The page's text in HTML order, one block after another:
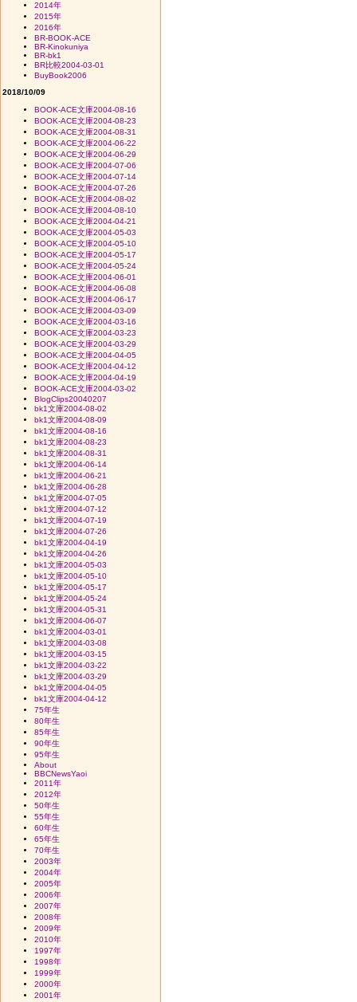
2014年
2015年
2016年
BR-BOOK-ACE
BR-Kinokuniya
BR-bk1
BR比較2004-03-01
BuyBook2006
2018/10/09
BOOK-ACE文庫2004-08-16
BOOK-ACE文庫2004-08-23
BOOK-ACE文庫2004-08-31
BOOK-ACE文庫2004-06-22
BOOK-ACE文庫2004-06-29
BOOK-ACE文庫2004-07-06
BOOK-ACE文庫2004-07-14
BOOK-ACE文庫2004-07-26
BOOK-ACE文庫2004-08-02
BOOK-ACE文庫2004-08-10
BOOK-ACE文庫2004-04-21
BOOK-ACE文庫2004-05-03
BOOK-ACE文庫2004-05-10
BOOK-ACE文庫2004-05-17
BOOK-ACE文庫2004-05-24
BOOK-ACE文庫2004-06-01
BOOK-ACE文庫2004-06-08
BOOK-ACE文庫2004-06-17
BOOK-ACE文庫2004-03-09
BOOK-ACE文庫2004-03-16
BOOK-ACE文庫2004-03-23
BOOK-ACE文庫2004-03-29
BOOK-ACE文庫2004-04-05
BOOK-ACE文庫2004-04-12
BOOK-ACE文庫2004-04-19
BOOK-ACE文庫2004-03-02
BlogClips20040207
bk1文庫2004-08-02
bk1文庫2004-08-09
bk1文庫2004-08-16
bk1文庫2004-08-23
bk1文庫2004-08-31
bk1文庫2004-06-14
bk1文庫2004-06-21
bk1文庫2004-06-28
bk1文庫2004-07-05
bk1文庫2004-07-12
bk1文庫2004-07-19
bk1文庫2004-07-26
bk1文庫2004-04-19
bk1文庫2004-04-26
bk1文庫2004-05-03
bk1文庫2004-05-10
bk1文庫2004-05-17
bk1文庫2004-05-24
bk1文庫2004-05-31
bk1文庫2004-06-07
bk1文庫2004-03-01
bk1文庫2004-03-08
bk1文庫2004-03-15
bk1文庫2004-03-22
bk1文庫2004-03-29
bk1文庫2004-04-05
bk1文庫2004-04-12
75年生
80年生
85年生
90年生
95年生
About
BBCNewsYaoi
2011年
2012年
50年生
55年生
60年生
65年生
70年生
2003年
2004年
2005年
2006年
2007年
2008年
2009年
2010年
1997年
1998年
1999年
2000年
2001年